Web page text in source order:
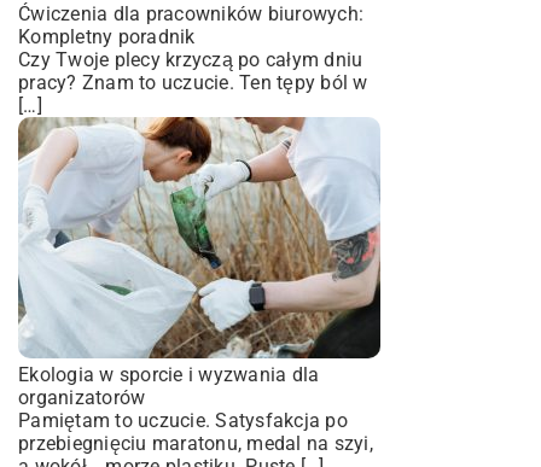
Ćwiczenia dla pracowników biurowych:
Kompletny poradnik
Czy Twoje plecy krzyczą po całym dniu
pracy? Znam to uczucie. Ten tępy ból w
[…]
Ekologia w sporcie i wyzwania dla
organizatorów
Pamiętam to uczucie. Satysfakcja po
przebiegnięciu maratonu, medal na szyi,